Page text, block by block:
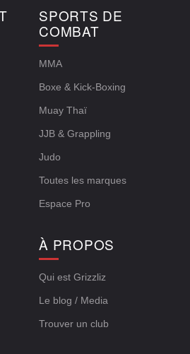
SPORTS DE
COMBAT
MMA
Boxe & Kick-Boxing
Muay Thaï
JJB & Grappling
Judo
Toutes les marques
Espace Pro
À PROPOS
Qui est Grizzliz
Le blog / Media
Trouver un club